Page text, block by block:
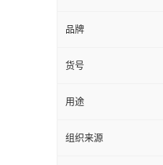
品牌
货号
用途
组织来源